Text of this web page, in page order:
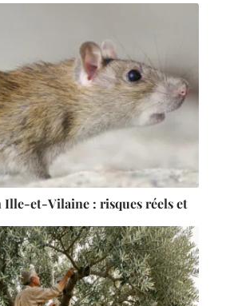
Ille-et-Vilaine : risques réels et